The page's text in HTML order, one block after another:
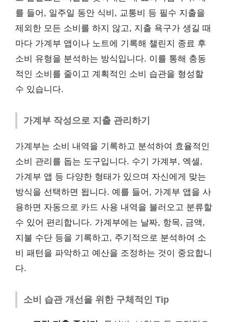
를 들어, 일주일 동안 식비, 교통비 등 필수 지출을
제외한 모든 소비를 하지 않고, 지출 욕구가 생길 때
마다 가계부 앱이나 노트에 기록해 챌린지 종료 후
소비 유형을 분석하는 방식입니다. 이를 통해 충동
적인 소비를 줄이고 계획적인 소비 습관을 형성할
수 있습니다.
가계부 작성으로 지출 관리하기
가계부는 소비 내역을 기록하고 분석하여 효율적인
소비 관리를 돕는 도구입니다. 수기 가계부, 엑셀,
가계부 앱 등 다양한 형태가 있으며 자신에게 맞는
방식을 선택하면 됩니다. 예를 들어, 가계부 앱을 사
용하면 자동으로 카드 사용 내역을 불러오고 분류할
수 있어 편리합니다. 가계부에는 날짜, 항목, 금액,
지불 수단 등을 기록하고, 주기적으로 분석하여 소
비 패턴을 파악하고 예산을 조정하는 것이 중요합니
다.
소비 습관 개선을 위한 구체적인 Tip